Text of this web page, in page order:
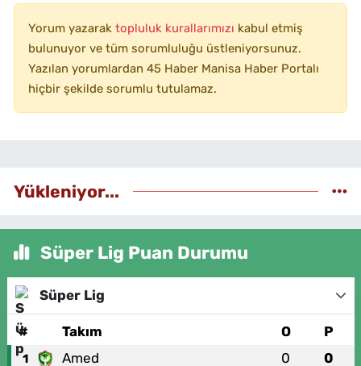
Yorum yazarak topluluk kurallarımızı kabul etmiş
bulunuyor ve tüm sorumluluğu üstleniyorsunuz.
Yazılan yorumlardan 45 Haber Manisa Haber Portalı
hiçbir şekilde sorumlu tutulamaz.
Yükleniyor...
Süper Lig Puan Durumu
Süper Lig
# Takım O P
1 Amed 0 0